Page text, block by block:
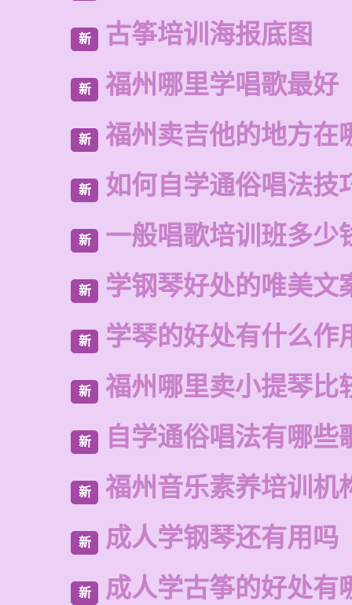
新 古筝培训海报底图
新 福州哪里学唱歌最好
新 福州卖吉他的地方在
新 如何自学通俗唱法技
新 一般唱歌培训班多少
新 学钢琴好处的唯美文
新 学琴的好处有什么作
新 福州哪里卖小提琴比
新 自学通俗唱法有哪些
新 福州音乐素养培训机
新 成人学钢琴还有用吗
新 成人学古筝的好处有